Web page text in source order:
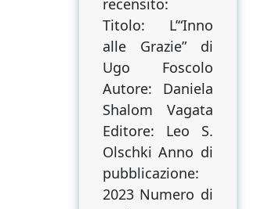
Titolo: L’“Inno
alle Grazie” di
Ugo Foscolo
Autore: Daniela
Shalom Vagata
Editore: Leo S.
Olschki Anno di
pubblicazione:
2023 Numero di